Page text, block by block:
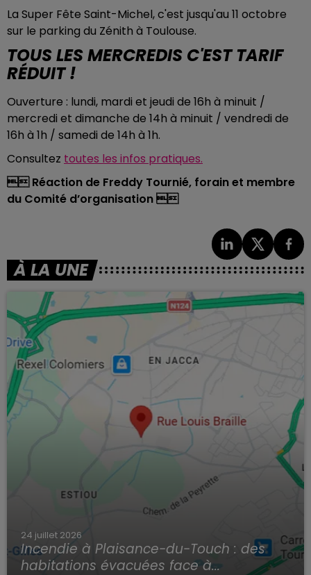
La Super Fête Saint-Michel, c'est jusqu'au 11 octobre
sur le parking du Zénith à Toulouse.
TOUS LES MERCREDIS C'EST TARIF
RÉDUIT !
Ouverture : lundi, mardi et jeudi de 16h à minuit /
mercredi et dimanche de 14h à minuit / vendredi de
16h à 1h / samedi de 14h à 1h.
Consultez toutes les infos pratiques.
Réaction de Freddy Tournié, forain et membre
du Comité d’organisation
À LA UNE
24 juillet 2026
Incendie à Plaisance-du-Touch : des
habitations évacuées face à...